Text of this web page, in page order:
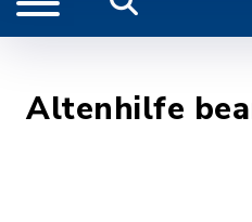
Altenhilfe